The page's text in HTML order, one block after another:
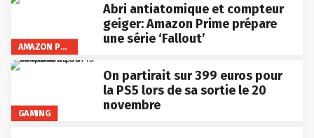
AMAZON PRIME VIDEO
Abri antiatomique et compteur
geiger: Amazon Prime prépare
une série ‘Fallout’
GAMING
On partirait sur 399 euros pour
la PS5 lors de sa sortie le 20
novembre